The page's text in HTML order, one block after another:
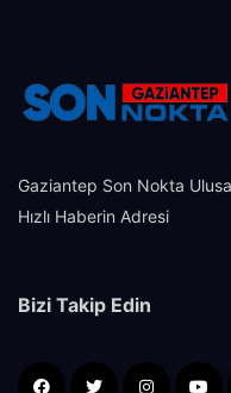
Gaziantep Son Nokta
Hızlı Haberin Adresi
Bizi Takip Edin